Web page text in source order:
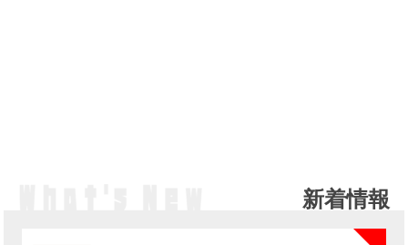
新着情報
NEW